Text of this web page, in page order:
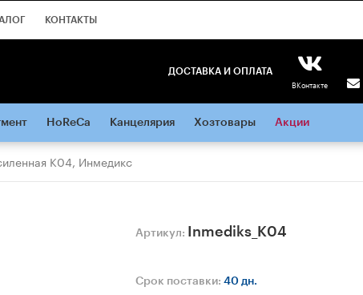
КОНТАКТЫ
ДОСТАВКА И ОПЛАТА
ВКонтакте
HoReCa Канцелярия Хозтовары Акции
К04, Инмедикс
Артикул: Inmediks_K04
Срок поставки:40 дн.